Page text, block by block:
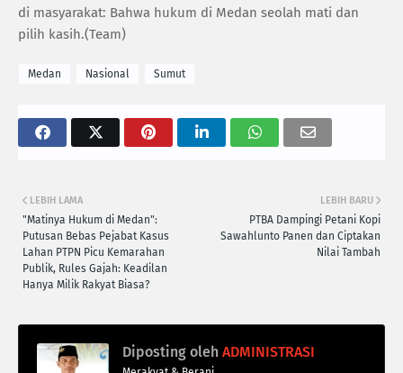
di masyarakat: Bahwa hukum di Medan seolah mati dan
pilih kasih.(Team)
Medan Nasional Sumut
LEBIH BARU
PTBA Dampingi Petani Kopi
Sawahlunto Panen dan Ciptakan
Nilai Tambah
LEBIH LAMA
"Matinya Hukum di Medan":
Putusan Bebas Pejabat Kasus
Lahan PTPN Picu Kemarahan
Publik, Rules Gajah: Keadilan
Hanya Milik Rakyat Biasa?
Diposting oleh ADMINISTRASI